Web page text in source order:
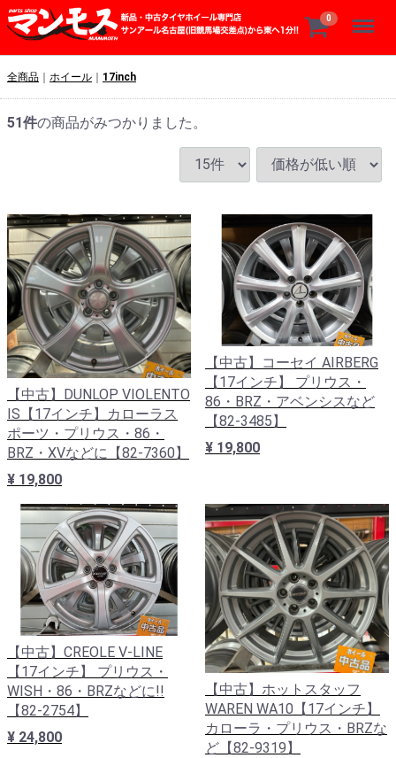
0 Menu
全商品 ホイール 17inch
51件の商品がみつかりました。
【中古】DUNLOP VIOLENTO
IS【17インチ】カローラス
ポーツ・プリウス・86・
BRZ・XVなどに【82-7360】
¥ 19,800
【中古】コーセイ AIRBERG
【17インチ】 プリウス・
86・BRZ・アベンシスなど
【82-3485】
¥ 19,800
【中古】CREOLE V-LINE
【17インチ】 プリウス・
WISH・86・BRZなどに!!
【82-2754】
¥ 24,800
【中古】ホットスタッフ
WAREN WA10【17インチ】
カローラ・プリウス・BRZな
ど【82-9319】